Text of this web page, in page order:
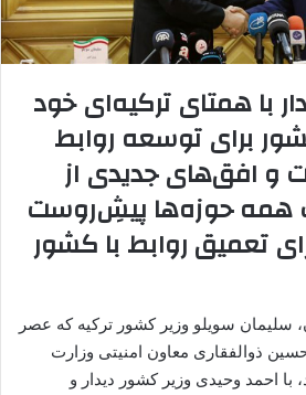
با همتای ترکیه‌ای خود
برای توسعه روابط
و افق‌های جدیدی از
همه حوزه‌ها پیشِ‌روست
تعمیق روابط با کشور
سلیمان سویلو وزیر کشور ترکیه که عصر
ذوالفقاری معاون امنیتی وزارت
با احمد وحیدی وزیر کشور دیدار و